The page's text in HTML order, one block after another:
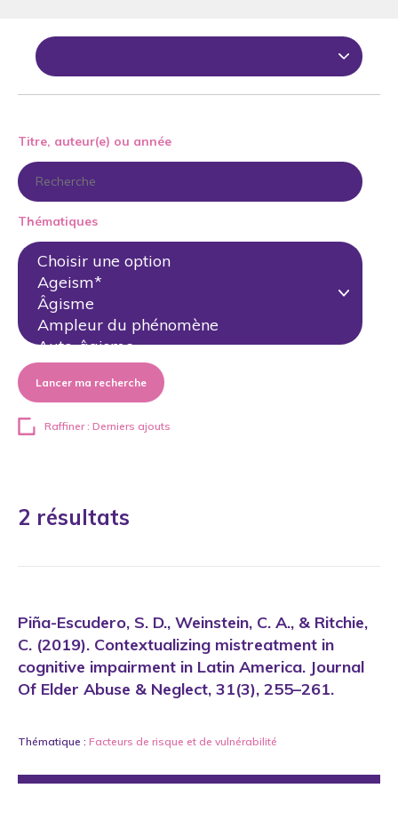
Titre, auteur(e) ou année
Thématiques
Lancer ma recherche
Raffiner : Derniers ajouts
2 résultats
Piña-Escudero, S. D., Weinstein, C. A., & Ritchie,
C. (2019). Contextualizing mistreatment in
cognitive impairment in Latin America. Journal
Of Elder Abuse & Neglect, 31(3), 255–261.
Thématique : Facteurs de risque et de vulnérabilité